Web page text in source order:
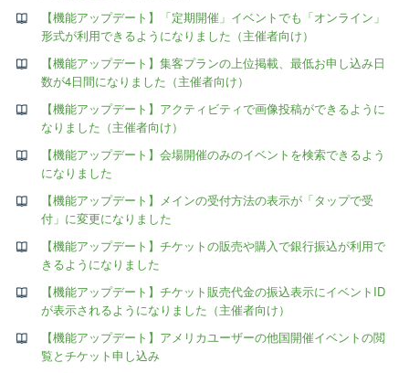
【機能アップデート】「定期開催」イベントでも「オンライン」
形式が利用できるようになりました（主催者向け）
【機能アップデート】集客プランの上位掲載、最低お申し込み日
数が4日間になりました（主催者向け）
【機能アップデート】アクティビティで画像投稿ができるように
なりました（主催者向け）
【機能アップデート】会場開催のみのイベントを検索できるよう
になりました
【機能アップデート】メインの受付方法の表示が「タップで受
付」に変更になりました
【機能アップデート】チケットの販売や購入で銀行振込が利用で
きるようになりました
【機能アップデート】チケット販売代金の振込表示にイベントID
が表示されるようになりました（主催者向け）
【機能アップデート】アメリカユーザーの他国開催イベントの閲
覧とチケット申し込み